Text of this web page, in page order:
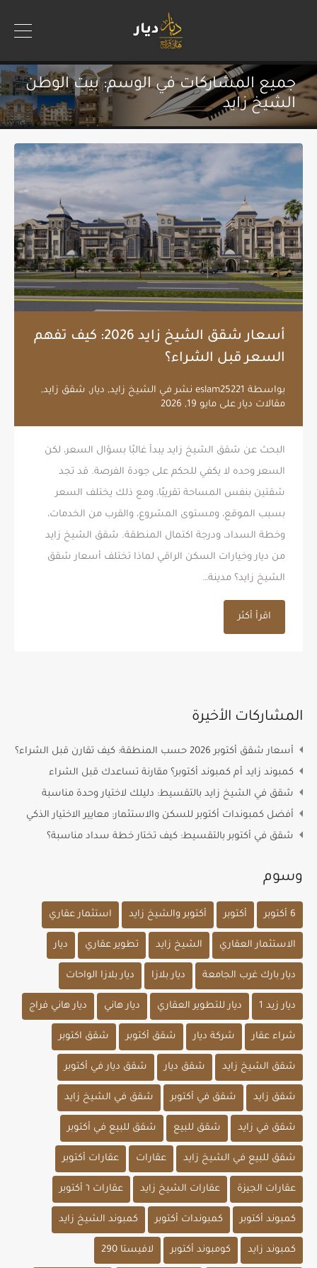
جميع المشاركات في الوسم: بيت الوطن
الشيخ زايد
أسعار شقق الشيخ زايد 2026: كيف تفهم
السعر قبل الشراء؟
بواسطة eslam25221 نشر في الشيخ زايد, ديار , شقق زايد,
مقالات ديار على مايو 19, 2026
البحث عن شقق الشيخ زايد يبدأ غالبًا بسؤال السعر، لكن
السعر وحده لا يكفي للحكم على جودة الفرصة. قد تجد
شقتين بنفس المساحة تقريبًا، ومع ذلك يختلف السعر
بسبب الموقع، ومستوى المشروع، والقرب من الخدمات،
وخطة السداد، ودرجة اكتمال المنطقة. شقق الشيخ زايد
من ديار وخيارات السكن الراقي لماذا تختلف أسعار شقق
الشيخ زايد؟ مدينة…
اقرأ أكثر
المشاركات الأخيرة
أسعار شقق أكتوبر 2026 حسب المنطقة: كيف تقارن قبل الشراء؟
كمبوند زايد أم كمبوند أكتوبر؟ مقارنة تساعدك قبل الشراء
شقق في الشيخ زايد بالتقسيط: دليلك لاختيار وحدة مناسبة
أفضل كمبوندات أكتوبر للسكن والاستثمار: معايير الاختيار الذكي
شقق في أكتوبر بالتقسيط: كيف تختار خطة سداد مناسبة؟
وسوم
6 أكتوبر أكتوبر أكتوبر والشيخ زايد استثمار عقاري
الاستثمار العقاري الشيخ زايد تطوير عقاري ديار
ديار بارك غرب الجامعة ديار بلازا ديار بلازا الواحات
ديار زيد 1 ديار للتطوير العقاري ديار هاني ديار هاني فراج
شراء عقار شركة ديار شقق أكتوبر شقق اكتوبر
شقق الشيخ زايد شقق ديار شقق ديار في أكتوبر
شقق زايد شقق في أكتوبر شقق في الشيخ زايد
شقق في زايد شقق للبيع شقق للبيع في أكتوبر
شقق للبيع في الشيخ زايد عقارات عقارات أكتوبر
عقارات الجيزة عقارات الشيخ زايد عقارات ٦ أكتوبر
كمبوند أكتوبر كمبوندات أكتوبر كمبوند الشيخ زايد
كمبوند زايد كومبوند أكتوبر لافيستا 290